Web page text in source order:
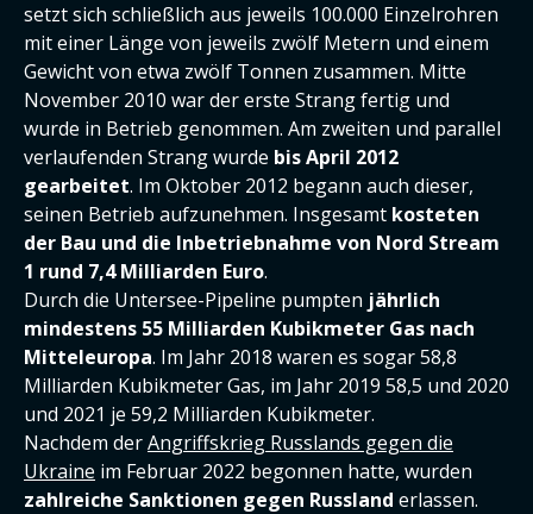
setzt sich schließlich aus jeweils 100.000 Einzelrohren
mit einer Länge von jeweils zwölf Metern und einem
Gewicht von etwa zwölf Tonnen zusammen. Mitte
November 2010 war der erste Strang fertig und
wurde in Betrieb genommen. Am zweiten und parallel
verlaufenden Strang wurde bis April 2012
gearbeitet. Im Oktober 2012 begann auch dieser,
seinen Betrieb aufzunehmen. Insgesamt kosteten
der Bau und die Inbetriebnahme von Nord Stream
1 rund 7,4 Milliarden Euro.
Durch die Untersee-Pipeline pumpten jährlich
mindestens 55 Milliarden Kubikmeter Gas nach
Mitteleuropa. Im Jahr 2018 waren es sogar 58,8
Milliarden Kubikmeter Gas, im Jahr 2019 58,5 und 2020
und 2021 je 59,2 Milliarden Kubikmeter.
Nachdem derAngriffskrieg Russlands gegen die
Ukraine im Februar 2022 begonnen hatte, wurden
zahlreiche Sanktionen gegen Russland erlassen.